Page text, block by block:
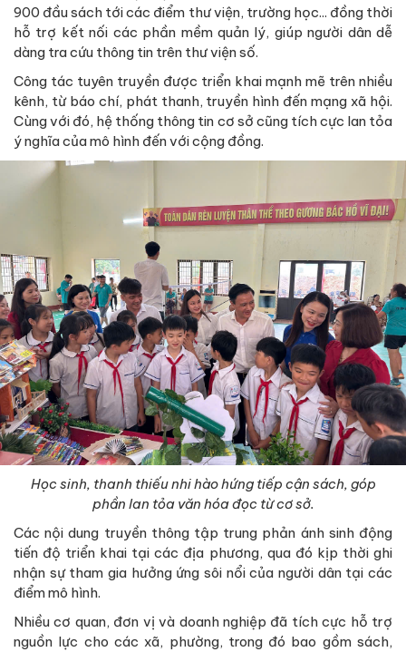
900 đầu sách tới các điểm thư viện, trường học... đồng thời
hỗ trợ kết nối các phần mềm quản lý, giúp người dân dễ
dàng tra cứu thông tin trên thư viện số.
Công tác tuyên truyền được triển khai mạnh mẽ trên nhiều
kênh, từ báo chí, phát thanh, truyền hình đến mạng xã hội.
Cùng với đó, hệ thống thông tin cơ sở cũng tích cực lan tỏa
ý nghĩa của mô hình đến với cộng đồng.
Học sinh, thanh thiếu nhi hào hứng tiếp cận sách, góp
phần lan tỏa văn hóa đọc từ cơ sở.
Các nội dung truyền thông tập trung phản ánh sinh động
tiến độ triển khai tại các địa phương, qua đó kịp thời ghi
nhận sự tham gia hưởng ứng sôi nổi của người dân tại các
điểm mô hình.
Nhiều cơ quan, đơn vị và doanh nghiệp đã tích cực hỗ trợ
nguồn lực cho các xã, phường, trong đó bao gồm sách,